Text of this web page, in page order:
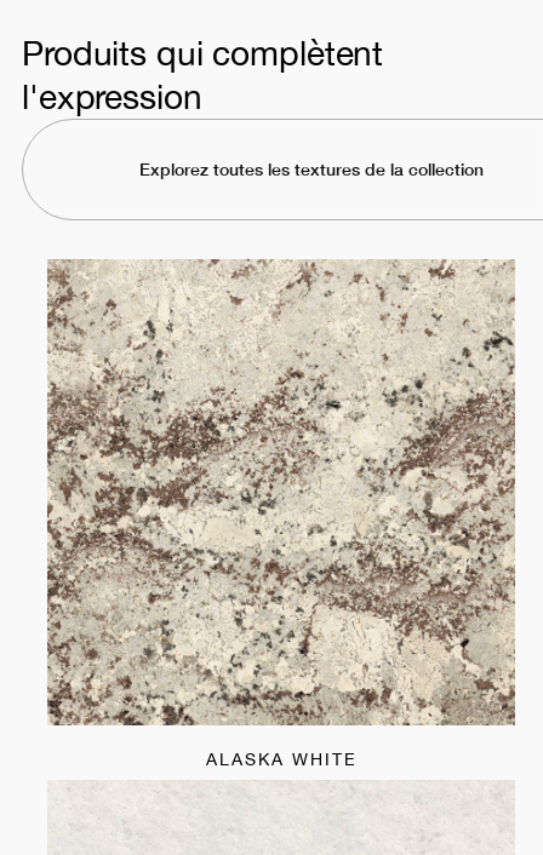
Produits qui complètent
l'expression
Explorez toutes les textures de la collection
ALASKA WHITE